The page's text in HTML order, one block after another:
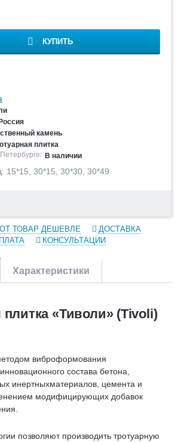
КУПИТЬ
Россия
камень
плитка
В наличии
15*15, 30*15, 30*30, 30*49
ТОВАР ДЕШЕВЛЕ
ДОСТАВКА
КОНСУЛЬТАЦИИ
Характеристики
плитка «Тиволи» (Tivoli)
виброформования
состава бетона,
инертныхматериалов, цемента и
модифицирующих добавок
позволяют производить тротуарную